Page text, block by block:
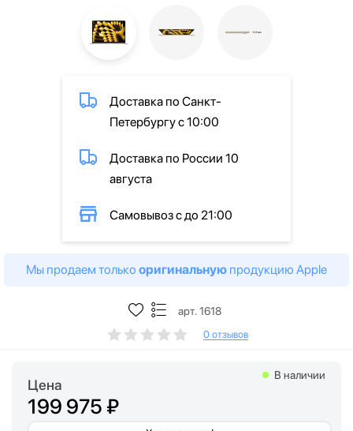
Доставка по Санкт-
Петербургу с 10:00
Доставка по России 10
августа
Самовывоз с до 21:00
Мы продаем только оригинальную продукцию Apple
арт. 1618
0 отзывов
Цена
199 975 ₽
В наличии